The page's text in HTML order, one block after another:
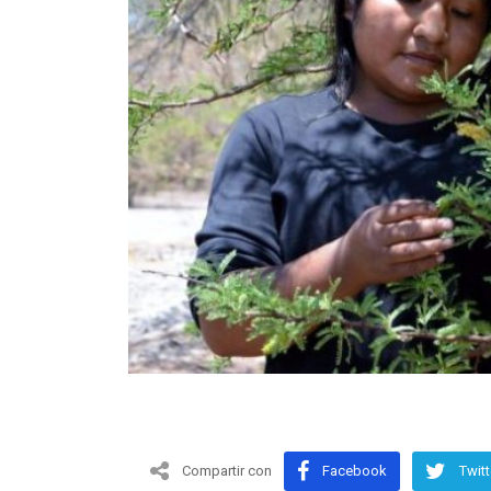
Compartir con Facebook